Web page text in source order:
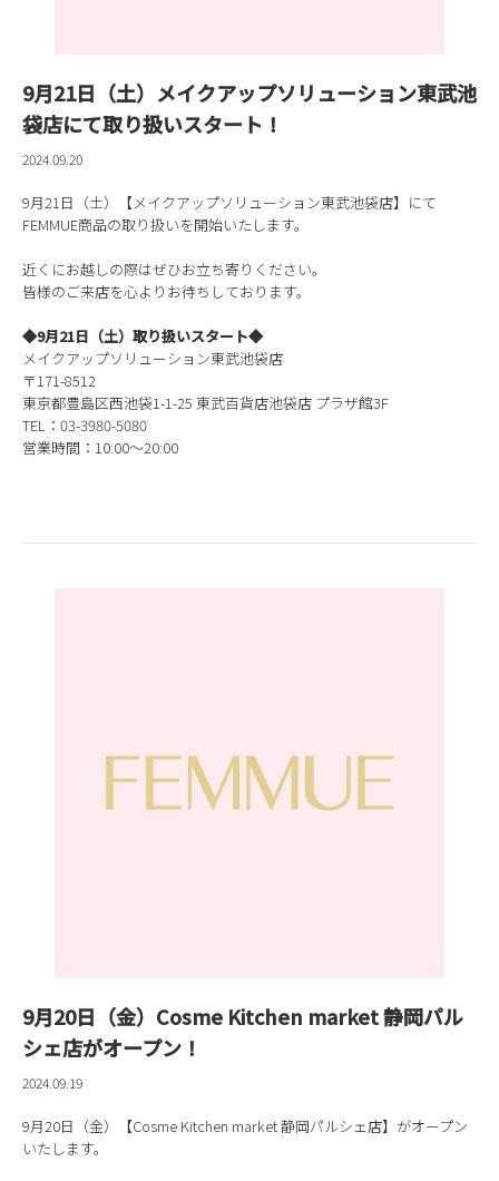
9月21日（土）メイクアップソリューション東武池
袋店にて取り扱いスタート！
2024.09.20
9月21日（土）【メイクアップソリューション東武池袋店】にて
FEMMUE商品の取り扱いを開始いたします。
近くにお越しの際はぜひお立ち寄りください。
皆様のご来店を心よりお待ちしております。
◆9月21日（土）取り扱いスタート◆
メイクアップソリューション東武池袋店
〒171-8512
東京都豊島区西池袋1-1-25 東武百貨店池袋店 プラザ館3F
TEL：03-3980-5080
営業時間：10:00～20:00
9月20日（金）Cosme Kitchen market 静岡パル
シェ店がオープン！
2024.09.19
9月20日（金）【Cosme Kitchen market 静岡パルシェ店】がオープン
いたします。